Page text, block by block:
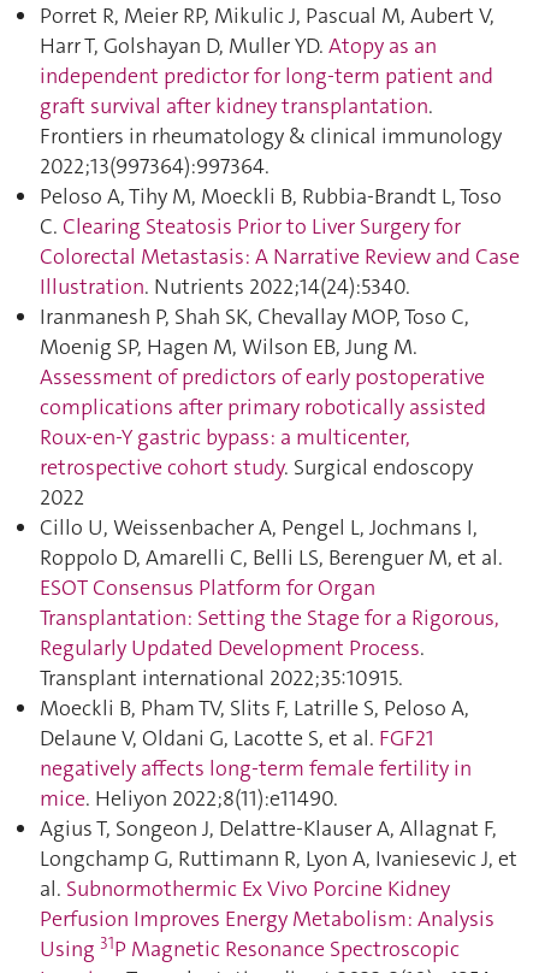
Porret R, Meier RP, Mikulic J, Pascual M, Aubert V,
Harr T, Golshayan D, Muller YD. Atopy as an
independent predictor for long-term patient and
graft survival after kidney transplantation.
Frontiers in rheumatology & clinical immunology
2022;13(997364):997364.
Peloso A, Tihy M, Moeckli B, Rubbia-Brandt L, Toso
C. Clearing Steatosis Prior to Liver Surgery for
Colorectal Metastasis: A Narrative Review and Case
Illustration. Nutrients 2022;14(24):5340.
Iranmanesh P, Shah SK, Chevallay MOP, Toso C,
Moenig SP, Hagen M, Wilson EB, Jung M.
Assessment of predictors of early postoperative
complications after primary robotically assisted
Roux-en-Y gastric bypass: a multicenter,
retrospective cohort study. Surgical endoscopy
2022
Cillo U, Weissenbacher A, Pengel L, Jochmans I,
Roppolo D, Amarelli C, Belli LS, Berenguer M, et al.
ESOT Consensus Platform for Organ
Transplantation: Setting the Stage for a Rigorous,
Regularly Updated Development Process.
Transplant international 2022;35:10915.
Moeckli B, Pham TV, Slits F, Latrille S, Peloso A,
Delaune V, Oldani G, Lacotte S, et al. FGF21
negatively affects long-term female fertility in
mice. Heliyon 2022;8(11):e11490.
Agius T, Songeon J, Delattre-Klauser A, Allagnat F,
Longchamp G, Ruttimann R, Lyon A, Ivaniesevic J, et
al. Subnormothermic Ex Vivo Porcine Kidney
Perfusion Improves Energy Metabolism: Analysis
Using 31P Magnetic Resonance Spectroscopic